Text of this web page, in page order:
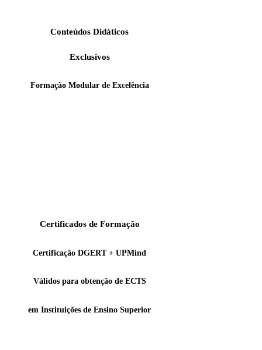
Conteúdos Didáticos
Exclusivos
Formação Modular de Excelência
Certificados de Formação
Certificação DGERT + UPMind
Válidos para obtenção de ECTS
em Instituições de Ensino Superior